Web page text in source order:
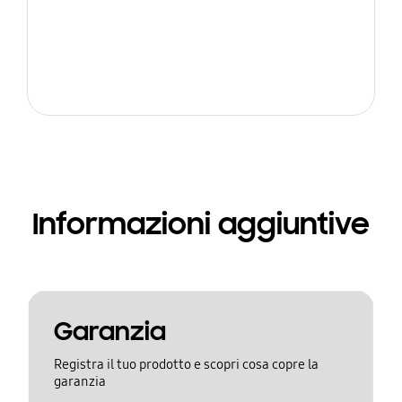
Informazioni aggiuntive
Garanzia
Registra il tuo prodotto e scopri cosa copre la
garanzia